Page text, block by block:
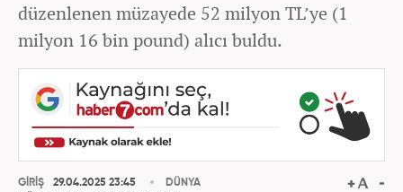
düzenlenen müzayede 52 milyon TL’ye (1
milyon 16 bin pound) alıcı buldu.
GİRİŞ
29.04.2025 23:45
DÜNYA